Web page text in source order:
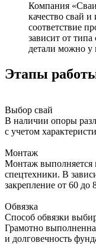
Компания
качество свай
соответствие
зависит от
детали можно у
Этапы
Выбор свай
В наличии опоры
с учетом
Монтаж
Монтаж
спецтехники. В
закрепление от 60 до
Обвязка
Способ обвязки
Грамотно
и долговечность